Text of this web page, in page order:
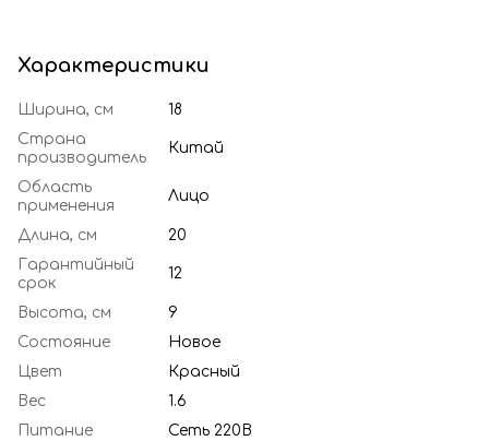
Характеристики
Ширина, см
18
Страна
производитель
Китай
Область
применения
Лицо
Длина, см
20
Гарантийный
срок
12
Высота, см
9
Состояние
Новое
Цвет
Красный
Вес
1.6
Питание
Сеть 220В